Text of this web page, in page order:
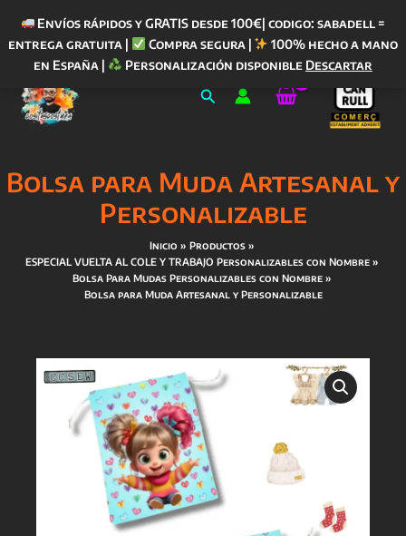
Envíos rápidos y GRATIS desde 100€| codigo: sabadell =
entrega gratuita |
Compra segura |
100% hecho a mano
en España |
Personalización disponible Descartar
contenido
Buscar
Bolsa para Muda Artesanal y
Personalizable
Inicio
Productos
ESPECIAL VUELTA AL COLE Y TRABAJO Personalizables con Nombre
Bolsa Para Mudas Personalizables con Nombre
Bolsa para Muda Artesanal y Personalizable